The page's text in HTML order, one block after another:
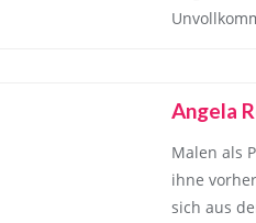
Angela
Malen als
ihne
sich aus